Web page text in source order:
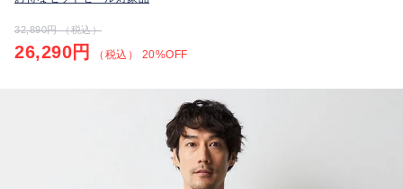
32,890円 （税込）
26,290円 （税込） 20%OFF